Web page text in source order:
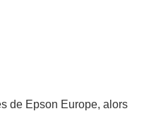
de Epson Europe, alors